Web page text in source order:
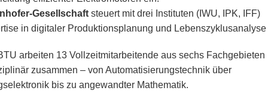
Gesellschaft steuert mit drei Instituten (IWU, IPK, IFF)
in digitaler Produktionsplanung und Lebenszyklusanalyse
arbeiten 13 Vollzeitmitarbeitende aus sechs Fachgebieten
zusammen – von Automatisierungstechnik über
bis zu angewandter Mathematik.